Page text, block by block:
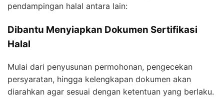
pendampingan halal antara lain:
Dibantu Menyiapkan Dokumen Sertifikasi
Halal
Mulai dari penyusunan permohonan, pengecekan
persyaratan, hingga kelengkapan dokumen akan
diarahkan agar sesuai dengan ketentuan yang berlaku.